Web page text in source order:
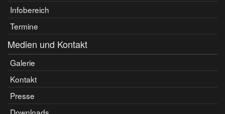
Infobereich
Termine
Medien und Kontakt
Galerie
Kontakt
Presse